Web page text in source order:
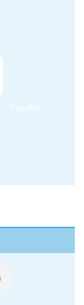
Pamflet